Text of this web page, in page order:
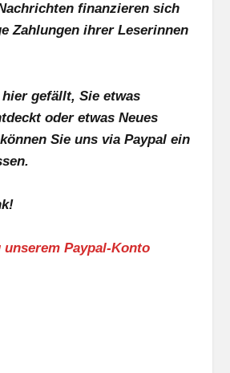
finanzieren sich
Zahlungen ihrer Leserinnen
hier gefällt, Sie etwas
oder etwas Neues
Sie uns via Paypal ein
unserem Paypal-Konto